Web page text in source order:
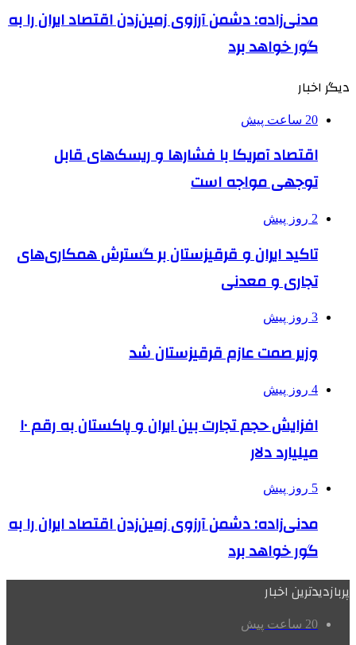
مدنی‌زاده: دشمن آرزوی زمین‌زدن اقتصاد ایران را به
گور خواهد برد
دیگر اخبار
20 ساعت پیش
اقتصاد آمریکا با فشارها و ریسک‌های قابل
توجهی مواجه است
2 روز پیش
تاکید ایران و قرقیزستان بر گسترش همکاری‌های
تجاری و معدنی
3 روز پیش
وزیر صمت عازم قرقیزستان شد
4 روز پیش
افزایش حجم تجارت بین ایران و پاکستان به رقم ۱۰
میلیارد دلار
5 روز پیش
مدنی‌زاده: دشمن آرزوی زمین‌زدن اقتصاد ایران را به
گور خواهد برد
پربازدیدترین اخبار
20 ساعت پیش